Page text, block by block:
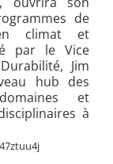
de
climat et
par le Vice
Jim
hub des
et
à